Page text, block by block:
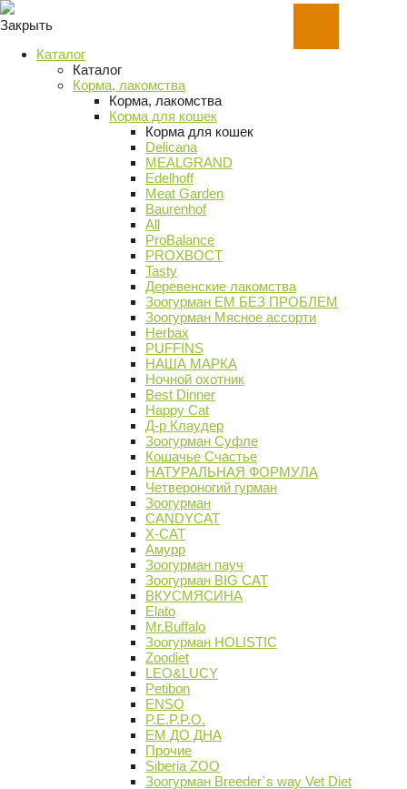
Закрыть
Каталог
Каталог
Корма, лакомства
Корма, лакомства
Корма для кошек
Корма для кошек
Delicana
MEALGRAND
Edelhoff
Meat Garden
Baurenhof
All
ProBalance
PROХВОСТ
Tasty
Деревенские лакомства
Зоогурман ЕМ БЕЗ ПРОБЛЕМ
Зоогурман Мясное ассорти
Herbax
PUFFINS
НАША МАРКА
Ночной охотник
Best Dinner
Happy Cat
Д-р Клаудер
Зоогурман Суфле
Кошачье Счастье
НАТУРАЛЬНАЯ ФОРМУЛА
Четвероногий гурман
Зоогурман
CANDYCAT
X-CAT
Амурр
Зоогурман пауч
Зоогурман BIG CAT
ВКУСМЯСИНА
Elato
Mr.Buffalo
Зоогурман HOLISTIC
Zoodiet
LEO&LUCY
Petibon
ENSO
P.E.P.P.O.
ЕМ ДО ДНА
Прочие
Siberia ZOO
Зоогурман Breeder`s way Vet Diet